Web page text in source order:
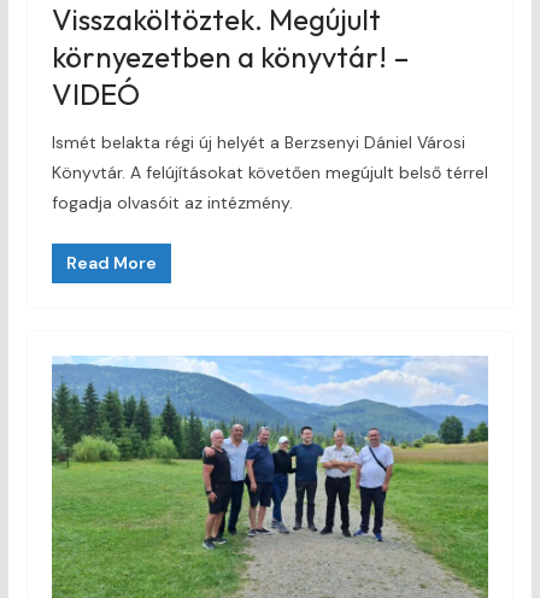
Visszaköltöztek. Megújult
környezetben a könyvtár! –
VIDEÓ
Ismét belakta régi új helyét a Berzsenyi Dániel Városi
Könyvtár. A felújításokat követően megújult belső térrel
fogadja olvasóit az intézmény.
Read More